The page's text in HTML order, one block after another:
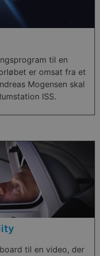
til en
er omsat fra et
Mogensen skal
ISS.
til en video, der